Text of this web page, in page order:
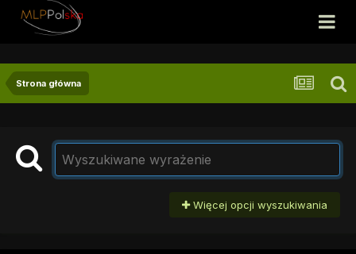
Strona główna
Więcej opcji wyszukiwania